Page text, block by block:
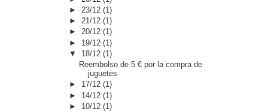
► 23/12(1)
►21/12(1)
►20/12(1)
► 19/12(1)
▼ 18/12(1)
Reembolso de 5 € por la compra de
juguetes
► 17/12(1)
► 14/12(1)
► 10/12(1)